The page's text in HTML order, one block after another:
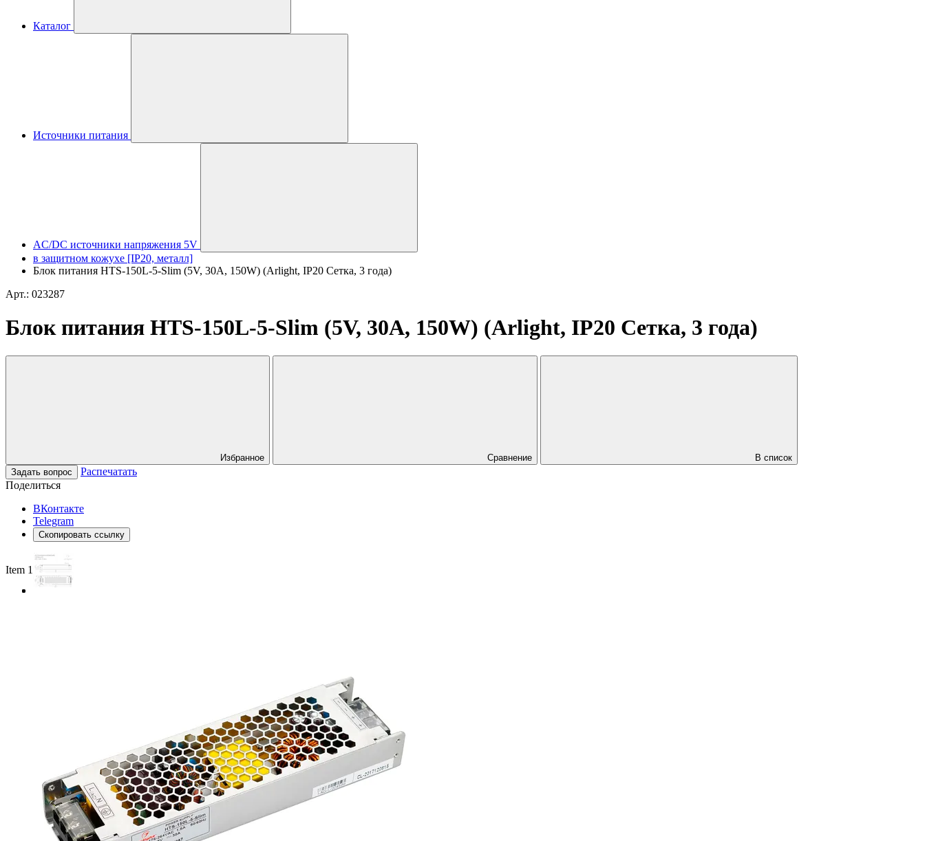
Каталог
Источники питания
AC/DC источники напряжения 5V
в защитном кожухе [IP20, металл]
Блок питания HTS-150L-5-Slim (5V, 30A, 150W) (Arlight, IP20 Сетка, 3 года)
Арт.: 023287
Блок питания HTS-150L-5-Slim (5V, 30A, 150W) (Arlight, IP20 Сетка, 3 года)
Избранное Сравнение
В список
Задать вопрос
Распечатать
Поделиться
ВКонтакте
Telegram
Скопировать ссылку
Item 1 of 3